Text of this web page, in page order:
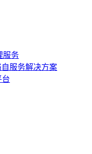
服务
自服务解决方案
台